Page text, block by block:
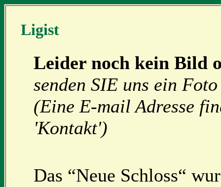
Ligist
Leider noch kein Bild
senden SIE uns ein
(Eine E-mail Adresse
'Kontakt')
Das “Neue Schloss“